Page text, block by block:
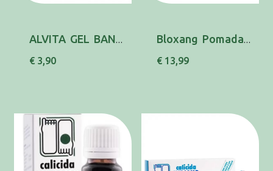
ALVITA GEL BANHO LARANJA CANELA 750ML
€ 3,90
Bloxang Pomada Hemost 30 G
€ 13,99